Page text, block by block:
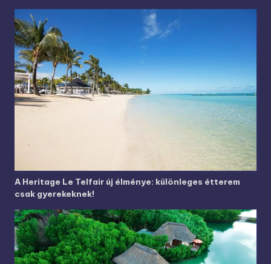
A Heritage Le Telfair új élménye: különleges étterem
csak gyerekeknek!